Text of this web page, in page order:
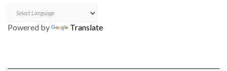
Powered by Translate